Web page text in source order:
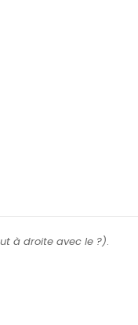
à droite avec le ?).